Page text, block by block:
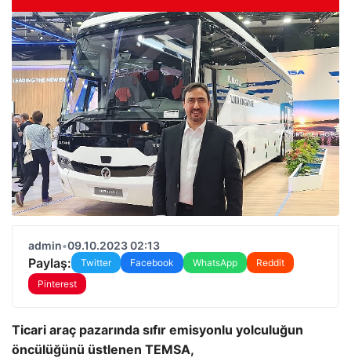
admin•09.10.2023 02:13
Paylaş: Twitter Facebook WhatsApp
Reddit
Pinterest
Ticari araç pazarında sıfır emisyonlu yolculuğun
öncülüğünü üstlenen TEMSA,